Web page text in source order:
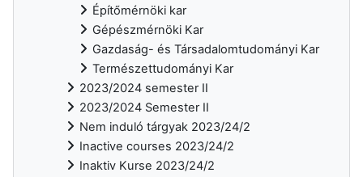
Építőmérnöki kar
Gépészmérnöki Kar
Gazdaság- és Társadalomtudományi Kar
Természettudományi Kar
2023/2024 semester II
2023/2024 Semester II
Nem induló tárgyak 2023/24/2
Inactive courses 2023/24/2
Inaktiv Kurse 2023/24/2